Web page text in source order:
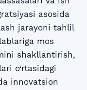
asosida
jarayoni tahlil
mos
shakllantirish,
o‘rtasidagi
innovatsion